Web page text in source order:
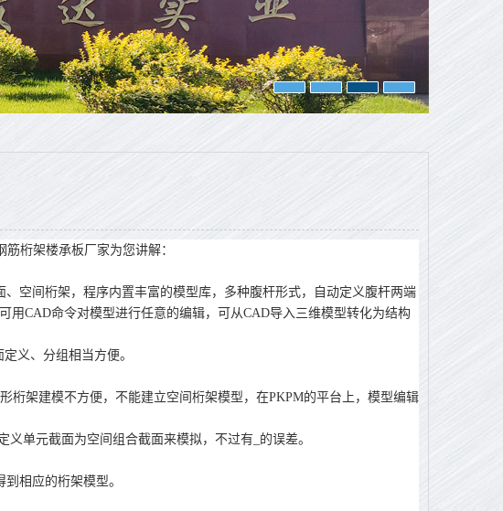
桁架楼承板厂家为您讲解：
空间桁架，程序内置丰富的模型库，多种腹杆形式，自动定义腹杆两端
用CAD命令对模型进行任意的编辑，可从CAD导入三维模型转化为结构
义、分组相当方便。
架建模不方便，不能建立空间桁架模型，在PKPM的平台上，模型编辑
单元截面为空间组合截面来模拟，不过有_的误差。
相应的桁架模型。